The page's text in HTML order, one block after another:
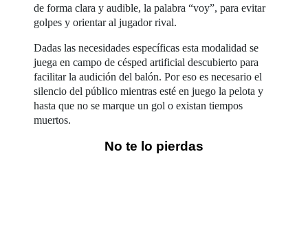
de forma clara y audible, la palabra “voy”, para evitar
golpes y orientar al jugador rival.
Dadas las necesidades específicas esta modalidad se
juega en campo de césped artificial descubierto para
facilitar la audición del balón. Por eso es necesario el
silencio del público mientras esté en juego la pelota y
hasta que no se marque un gol o existan tiempos
muertos.
No te lo pierdas